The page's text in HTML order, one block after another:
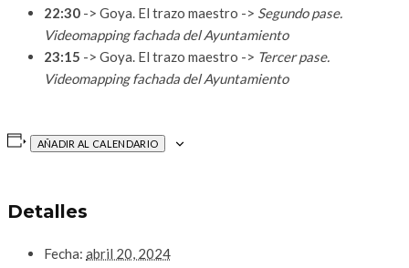
22:30 -> Goya. El trazo maestro -> Segundo pase.
Videomapping fachada del Ayuntamiento
23:15 -> Goya. El trazo maestro -> Tercer pase.
Videomapping fachada del Ayuntamiento
AÑADIR AL CALENDARIO
Detalles
Fecha: abril 20, 2024